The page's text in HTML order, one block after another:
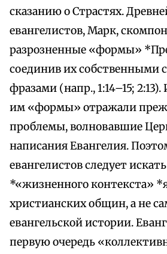
сказанию о Страстях.
евангелистов, Марк,
разрозненные «формы»
соединив их собственными
фразами (напр., 1:14–15;
им «формы» отражали
проблемы, волновавшие
написания Евангелия.
евангелистов следует
*«жизненного контекста»
христианских общин, а не
евангельской истории.
первую очередь